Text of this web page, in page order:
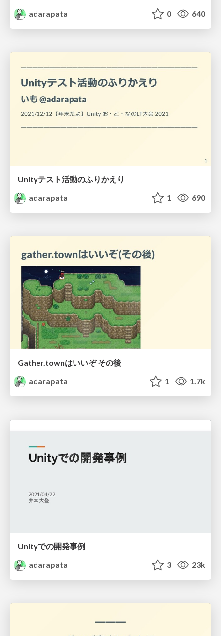
adarapata
0 640
Unityテスト活動のふりかえり
adarapata
1 690
Gather.townはいいぞ その後
adarapata
1 1.7k
Unityでの開発事例
adarapata
3 23k